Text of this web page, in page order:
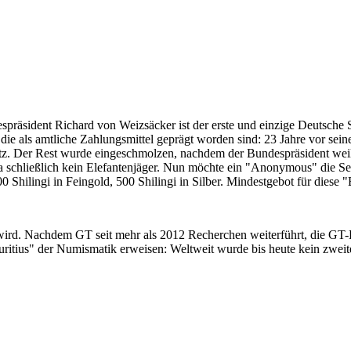
Richard von Weizsäcker ist der erste und einzige Deutsche
als amtliche Zahlungsmittel geprägt worden sind: 23 Jahre vor
Der Rest wurde eingeschmolzen, nachdem der Bundespräsident
kein Elefantenjäger. Nun möchte ein "Anonymous" die
Shilingi in Feingold, 500 Shilingi in Silber. Mindestgebot für
Nachdem GT seit mehr als 2012 Recherchen weiterführt, die
der Numismatik erweisen: Weltweit wurde bis heute kein